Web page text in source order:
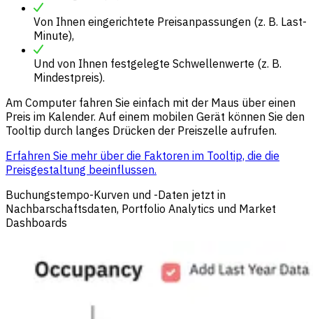
Von Ihnen eingerichtete Preisanpassungen (z. B. Last-
Minute),
Und von Ihnen festgelegte Schwellenwerte (z. B.
Mindestpreis).
Am Computer fahren Sie einfach mit der Maus über einen
Preis im Kalender. Auf einem mobilen Gerät können Sie den
Tooltip durch langes Drücken der Preiszelle aufrufen.
Erfahren Sie mehr über die Faktoren im Tooltip, die die
Preisgestaltung beeinflussen.
Buchungstempo-Kurven und -Daten jetzt in
Nachbarschaftsdaten, Portfolio Analytics und Market
Dashboards